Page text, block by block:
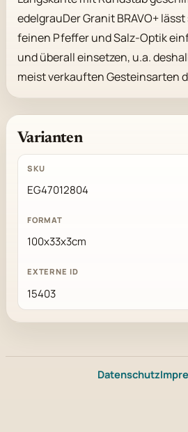
edelgrauDer Granit BRAVO+
feinen Pfeffer und Salz-Optik
und überall einsetzen, u.a.
meist verkauften Gesteinsarten
Varianten
EG47012804
100x33x3cm
15403
Datenschutz